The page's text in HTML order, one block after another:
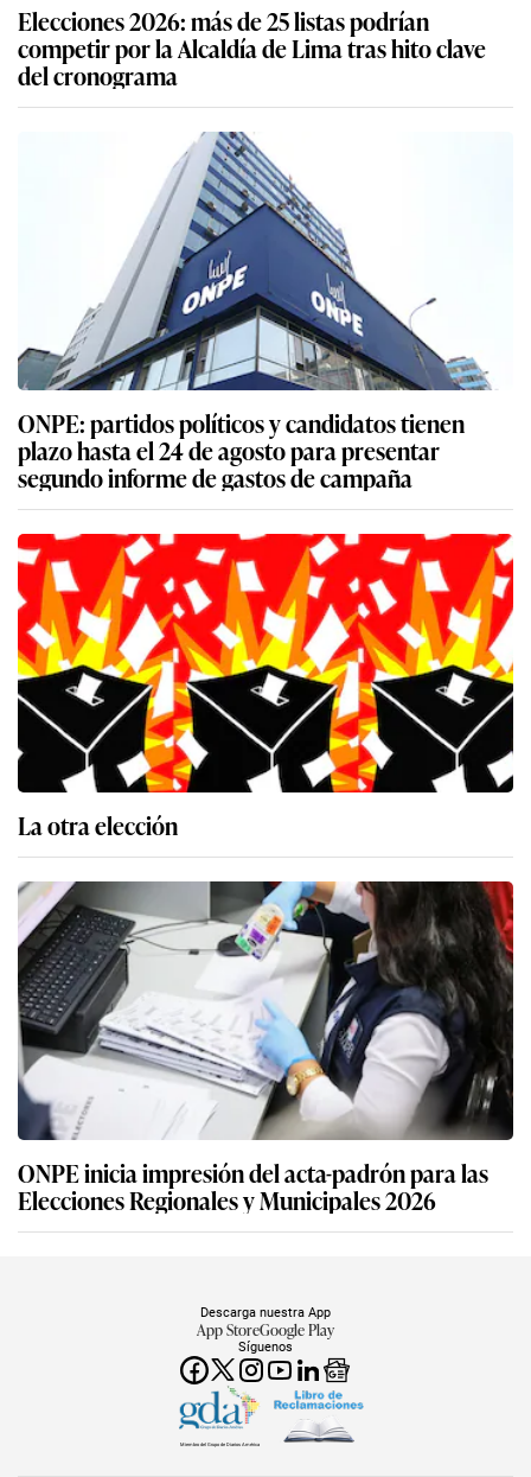
Elecciones 2026: más de 25 listas podrían
competir por la Alcaldía de Lima tras hito clave
del cronograma
ONPE: partidos políticos y candidatos tienen
plazo hasta el 24 de agosto para presentar
segundo informe de gastos de campaña
La otra elección
ONPE inicia impresión del acta-padrón para las
Elecciones Regionales y Municipales 2026
Síguenos
Descarga nuestra App
App StoreGoogle Play
Miembro del Grupo de Diarios América